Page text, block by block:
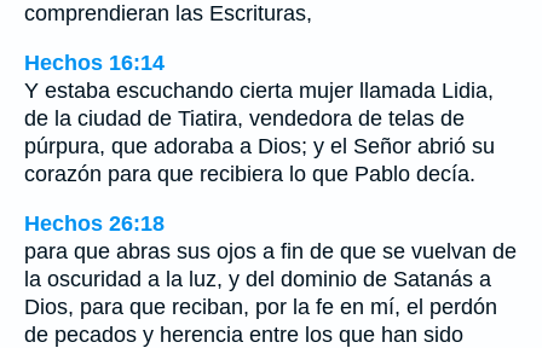
comprendieran las Escrituras,
Hechos 16:14
Y estaba escuchando cierta mujer llamada Lidia,
de la ciudad de Tiatira, vendedora de telas de
púrpura, que adoraba a Dios; y el Señor abrió su
corazón para que recibiera lo que Pablo decía.
Hechos 26:18
para que abras sus ojos a fin de que se vuelvan de
la oscuridad a la luz, y del dominio de Satanás a
Dios, para que reciban, por la fe en mí, el perdón
de pecados y herencia entre los que han sido